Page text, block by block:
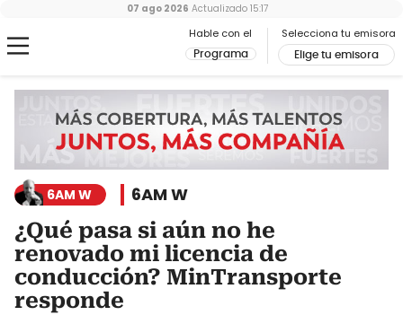
Hable con el
Programa
Selecciona tu emisora
Elige tu emisora
07 ago 2026 Actualizado 15:17
6AM W 6AM W
¿Qué pasa si aún no he
renovado mi licencia de
conducción? MinTransporte
responde